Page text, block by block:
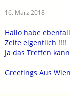
16. März 2018
Hallo habe
Zelte eigentlich !!!!
Ja das Treffen
Greetings Aus Wien